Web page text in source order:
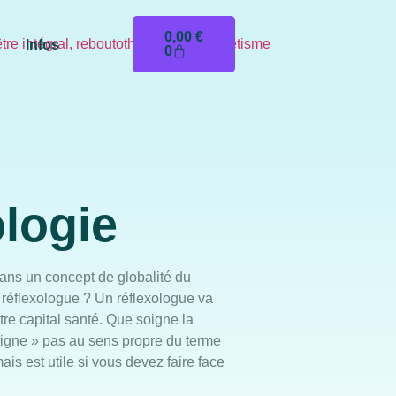
Infos 0,00€
0
un concept de globalité du
? Un réflexologue va
capital santé. Que soigne la
» pas au sens propre du terme
est utile si vous devez faire face